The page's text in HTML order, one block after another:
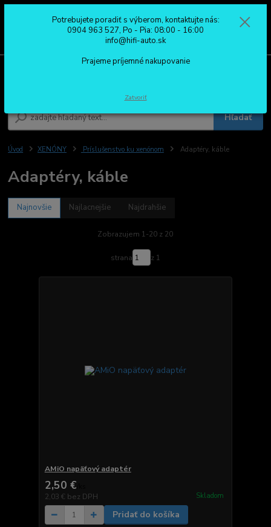
Hľadať
0904 963 527
Po - Pia: 08:00 - 16:00
Úvod XENÓNY Príslušenstvo ku xenónom Adaptéry, káble
Adaptéry, káble
Najnovšie Najlacnejšie Najdrahšie
Zobrazujem 1-20 z 20
strana z 1
AMiO napäťový adaptér
2,50 €
2,03 € bez DPH Skladom
Pridať do košíka
Potrebujete poradiť s výberom, kontaktujte nás:
0904 963 527, Po - Pia: 08:00 - 16:00
info@hifi-auto.sk
Prajeme príjemné nakupovanie
Zatvoriť